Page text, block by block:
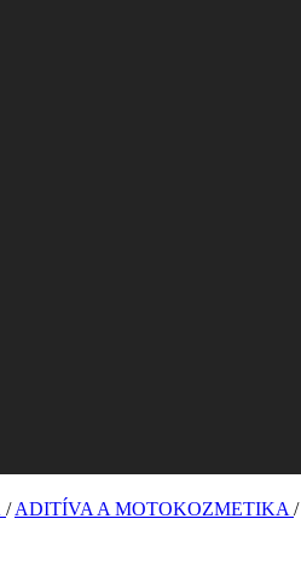
/ ADITÍVA A MOTOKOZMETIKA /